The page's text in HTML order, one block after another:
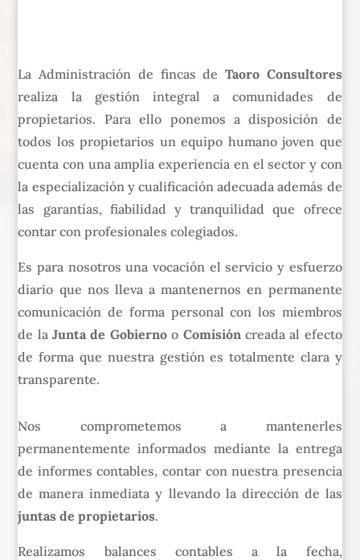
La Administración de fincas de Taoro Consultores
realiza la gestión integral a comunidades de
propietarios. Para ello ponemos a disposición de
todos los propietarios un equipo humano joven que
cuenta con una amplia experiencia en el sector y con
la especialización y cualificación adecuada además de
las garantías, fiabilidad y tranquilidad que ofrece
contar con profesionales colegiados.
Es para nosotros una vocación el servicio y esfuerzo
diario que nos lleva a mantenernos en permanente
comunicación de forma personal con los miembros
de laJunta de Gobiernoo Comisióncreada al efecto
de forma que nuestra gestión es totalmente clara y
transparente.
Nos comprometemos a mantenerles
permanentemente informados mediante la entrega
de informes contables, contar con nuestra presencia
de manera inmediata y llevando la dirección de las
juntas de propietarios.
Realizamos balances contables a la fecha,